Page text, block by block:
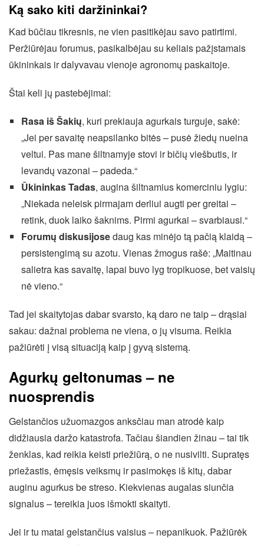
Ką sako kiti daržininkai?
Kad būčiau tikresnis, ne vien pasitikėjau savo patirtimi.
Peržiūrėjau forumus, pasikalbėjau su keliais pažįstamais
ūkininkais ir dalyvavau vienoje agronomų paskaitoje.
Štai keli jų pastebėjimai:
Rasa iš Šakių, kuri prekiauja agurkais turguje, sakė:
„Jei per savaitę neapsilanko bitės – pusė žiedų nueina
veltui. Pas mane šiltnamyje stovi ir bičių viešbutis, ir
levandų vazonai – padeda.“
Ūkininkas Tadas, augina šiltnamius komerciniu lygiu:
„Niekada neleisk pirmajam derliui augti per greitai –
retink, duok laiko šaknims. Pirmi agurkai – svarbiausi.“
Forumų diskusijosedaug kas minėjo tą pačią klaidą –
persistengimą su azotu. Vienas žmogus rašė: „Maitinau
salietra kas savaitę, lapai buvo lyg tropikuose, bet vaisių
nė vieno.“
Tad jei skaitytojas dabar svarsto, ką daro ne taip – drąsiai
sakau: dažnai problema ne viena, o jų visuma. Reikia
pažiūrėti į visą situaciją kaip į gyvą sistemą.
Agurkų geltonumas – ne
nuosprendis
Gelstančios užuomazgos anksčiau man atrodė kaip
didžiausia daržo katastrofa. Tačiau šiandien žinau – tai tik
ženklas, kad reikia keisti priežiūrą, o ne nusivilti. Supratęs
priežastis, ėmęsis veiksmų ir pasimokęs iš kitų, dabar
auginu agurkus be streso. Kiekvienas augalas siunčia
signalus – tereikia juos išmokti skaityti.
Jei ir tu matai gelstančius vaisius – nepanikuok. Pažiūrėk